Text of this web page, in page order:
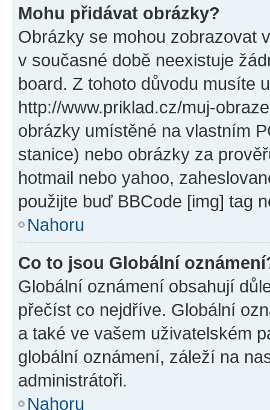
Mohu přidávat obrázky?
Obrázky se mohou zobrazovat
v současné době neexistuje
board. Z tohoto důvodu musíte
http://www.priklad.cz/muj-
obrázky umístěné na vlastním
stanice) nebo obrázky za
hotmail nebo yahoo,
použijte buď BBCode [img] tag
Nahoru
Co to jsou Globální
Globální oznámení obsahují
přečíst co nejdříve. Globální
a také ve vašem uživatelském
globální oznámení, záleží na
administrátoři.
Nahoru